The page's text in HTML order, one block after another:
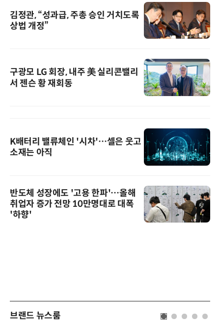
김정관, “성과급, 주총 승인 거치도록
상법 개정”
구광모 LG 회장, 내주 美 실리콘밸리
서 젠슨 황 재회동
K배터리 밸류체인 '시차'…셀은 웃고
소재는 아직
반도체 성장에도 '고용 한파'…올해
취업자 증가 전망 10만명대로 대폭
'하향'
브랜드 뉴스룸